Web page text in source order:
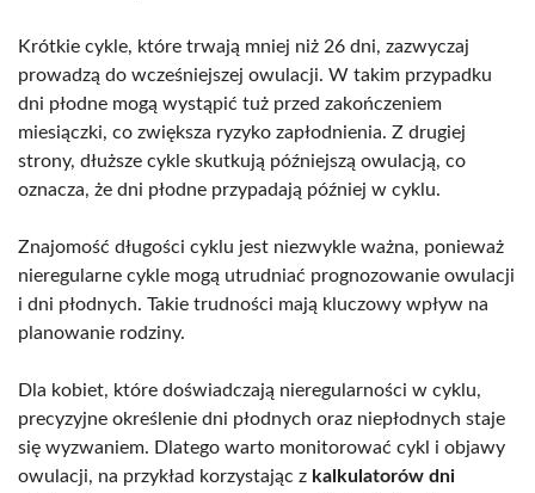
Krótkie cykle, które trwają mniej niż 26 dni, zazwyczaj
prowadzą do wcześniejszej owulacji. W takim przypadku
dni płodne mogą wystąpić tuż przed zakończeniem
miesiączki, co zwiększa ryzyko zapłodnienia. Z drugiej
strony, dłuższe cykle skutkują późniejszą owulacją, co
oznacza, że dni płodne przypadają później w cyklu.
Znajomość długości cyklu jest niezwykle ważna, ponieważ
nieregularne cykle mogą utrudniać prognozowanie owulacji
i dni płodnych. Takie trudności mają kluczowy wpływ na
planowanie rodziny.
Dla kobiet, które doświadczają nieregularności w cyklu,
precyzyjne określenie dni płodnych oraz niepłodnych staje
się wyzwaniem. Dlatego warto monitorować cykl i objawy
owulacji, na przykład korzystając z kalkulatorów dni